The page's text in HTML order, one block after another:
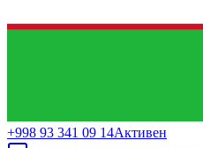
+998 93 341 09 14Активен